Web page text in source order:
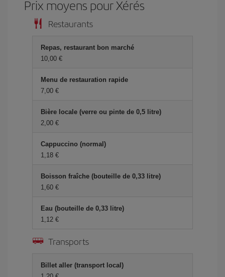
Prix ​​moyens pour Xérés
Restaurants
Repas, restaurant bon marché
10,00 €
Menu de restauration rapide
7,00 €
Bière locale (verre ou pinte de 0,5 litre)
2,00 €
Cappuccino (normal)
1,18 €
Boisson fraîche (bouteille de 0,33 litre)
1,60 €
Eau (bouteille de 0,33 litre)
1,12 €
Transports
Billet aller (transport local)